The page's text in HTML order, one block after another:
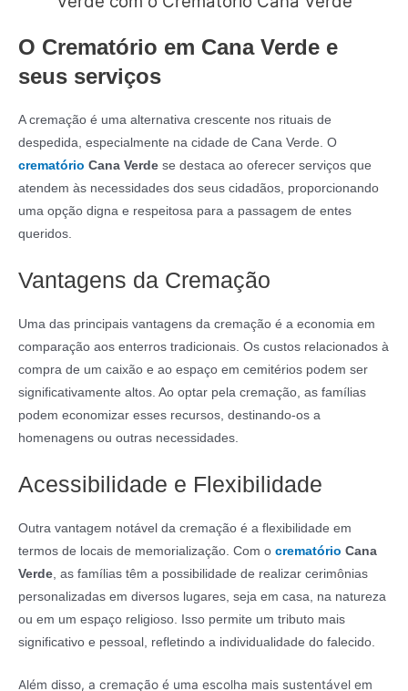
O Crematório em Cana Verde e
seus serviços
A cremação é uma alternativa crescente nos rituais de
despedida, especialmente na cidade de Cana Verde. O
crematório Cana Verde se destaca ao oferecer serviços que
atendem às necessidades dos seus cidadãos, proporcionando
uma opção digna e respeitosa para a passagem de entes
queridos.
Vantagens da Cremação
Uma das principais vantagens da cremação é a economia em
comparação aos enterros tradicionais. Os custos relacionados à
compra de um caixão e ao espaço em cemitérios podem ser
significativamente altos. Ao optar pela cremação, as famílias
podem economizar esses recursos, destinando-os a
homenagens ou outras necessidades.
Acessibilidade e Flexibilidade
Outra vantagem notável da cremação é a flexibilidade em
termos de locais de memorialização. Com o crematório Cana
Verde, as famílias têm a possibilidade de realizar cerimônias
personalizadas em diversos lugares, seja em casa, na natureza
ou em um espaço religioso. Isso permite um tributo mais
significativo e pessoal, refletindo a individualidade do falecido.
Além disso, a cremação é uma escolha mais sustentável em